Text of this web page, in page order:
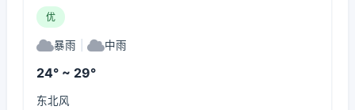
优
暴雨 中雨
24° ~ 29°
东北风